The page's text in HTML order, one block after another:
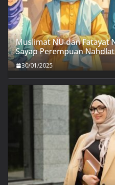
Muslimat NU dan Fatayat
Sayap Perempuan
30/01/2025